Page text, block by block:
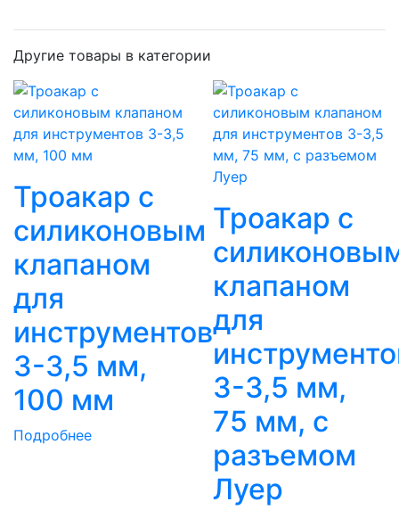
Другие товары в категории
Троакар с
силиконовым
клапаном
для
инструментов
3-3,5 мм,
100 мм
Подробнее
Троакар с
клапаном
для
3-3,5 мм,
75 мм, с
разъемом
Луер